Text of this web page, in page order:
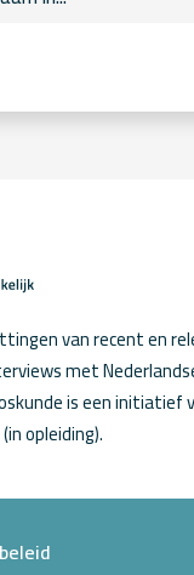
van recent en
met
is een initiatief
opleiding).